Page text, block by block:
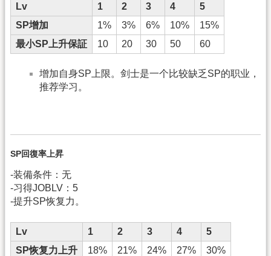
Lv 1 2 3 4
5
SP增加
1% 3% 6% 10%
15%
最小SP上升保証
10 20 30 50 60
增加自身SP上限。剑士是一个比较缺乏SP的职业，
推荐学习。
SP回復率上昇
-装備条件：无
-习得JOBLV：5
-提升SP恢复力。
Lv 1 2 3 4
5
SP恢复力上升
18% 21% 24% 27% 30%